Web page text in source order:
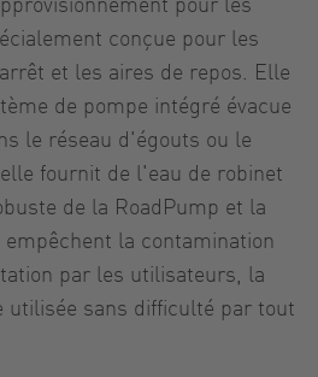
conçue pour les
et les aires de repos. Elle
de pompe intégré évacue
le réseau d'égouts ou le
fournit de l'eau de robinet
de la RoadPump et la
la contamination
par les utilisateurs, la
sans difficulté par tout